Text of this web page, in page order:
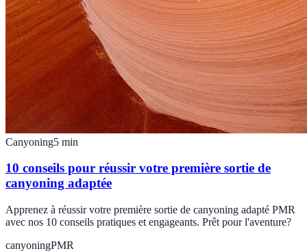
Canyoning5 min
10 conseils pour réussir votre première sortie de
canyoning adaptée
Apprenez à réussir votre première sortie de canyoning adapté PMR
avec nos 10 conseils pratiques et engageants. Prêt pour l'aventure?
canyoningPMR